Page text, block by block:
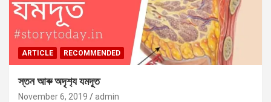
ARTICLE RECOMMENDED
স্তন আৰু অদৃশ‍্য যমদূত
November 6, 2019 admin